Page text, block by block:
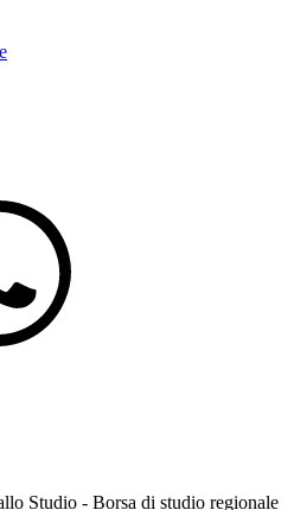
Studio - Borsa di studio regionale